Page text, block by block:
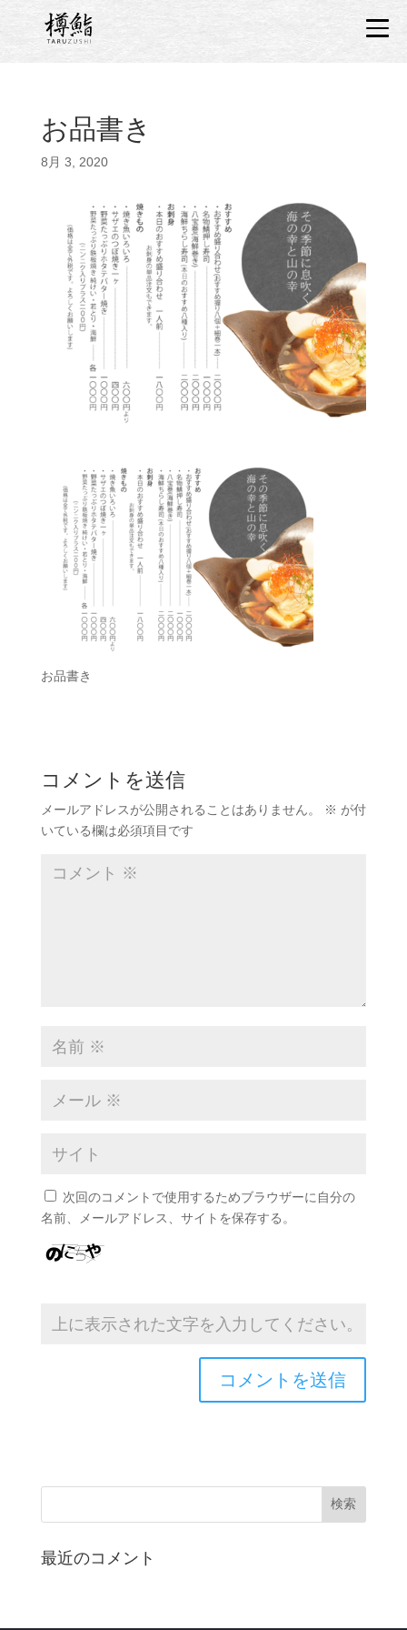
お品書き
8月 3, 2020
お品書き
コメントを送信
メールアドレスが公開されることはありません。 ※ が付
いている欄は必須項目です
次回のコメントで使用するためブラウザーに自分の
名前、メールアドレス、サイトを保存する。
最近のコメント